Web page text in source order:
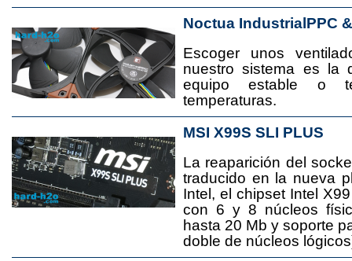
Noctua IndustrialPPC
Escoger unos
nuestro sistema es la
equipo estable o
temperaturas.
MSI X99S SLI PLUS
La reaparición del
traducido en la nueva
Intel, el chipset Intel
con 6 y 8 núcleos
hasta 20 Mb y soporte
doble de núcleos